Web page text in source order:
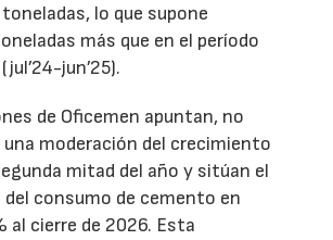
lo que supone
más que en el período
jun’25).
de Oficemen apuntan, no
moderación del crecimiento
mitad del año y sitúan el
consumo de cemento en
al cierre de 2026. Esta